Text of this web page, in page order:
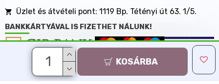
KOSÁRBA
Üzlet és átvételi pont: 1119 Bp. Tétényi út 63. 1/5.
BANKKÁRTYÁVAL IS FIZETHET NÁLUNK!
Minden jog fenntartva, MaxShopping Kft. 2013-2026
Árukereső.hu